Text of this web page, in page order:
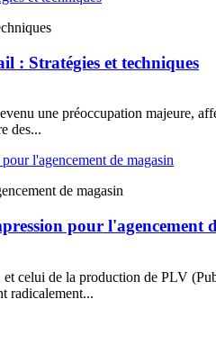
: Stratégies et techniques
une préoccupation majeure,
des...
de magasin
pour l'agencement
celui de la production de PLV
radicalement...